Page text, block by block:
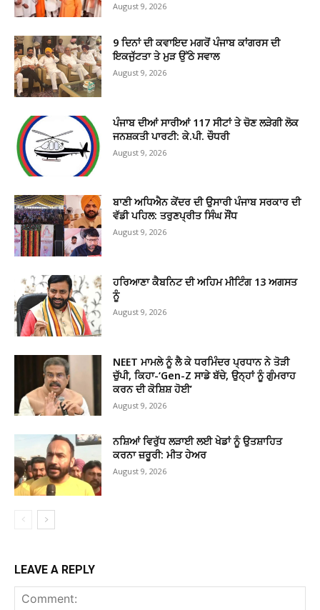
August 9, 2026
9 ਦਿਨਾਂ ਦੀ ਕਵਾਇਦ ਮਗਰੋਂ ਪੰਜਾਬ ਕਾਂਗਰਸ ਦੀ
ਇਕਜੁੱਟਤਾ ਤੇ ਮੁੜ ਉੱਠੇ ਸਵਾਲ
August 9, 2026
ਪੰਜਾਬ ਦੀਆਂ ਸਾਰੀਆਂ 117 ਸੀਟਾਂ ਤੇ ਚੋਣ ਲੜੇਗੀ ਲੋਕ
ਜਨਸ਼ਕਤੀ ਪਾਰਟੀ: ਕੇ.ਪੀ. ਚੌਧਰੀ
August 9, 2026
ਬਾਣੀ ਅਧਿਐਨ ਕੇਂਦਰ ਦੀ ਉਸਾਰੀ ਪੰਜਾਬ ਸਰਕਾਰ ਦੀ
ਵੱਡੀ ਪਹਿਲ: ਤਰੁਣਪ੍ਰੀਤ ਸਿੰਘ ਸੌਂਧ
August 9, 2026
ਹਰਿਆਣਾ ਕੈਬਨਿਟ ਦੀ ਅਹਿਮ ਮੀਟਿੰਗ 13 ਅਗਸਤ
ਨੂੰ
August 9, 2026
NEET ਮਾਮਲੇ ਨੂੰ ਲੈ ਕੇ ਧਰਮਿੰਦਰ ਪ੍ਰਧਾਨ ਨੇ ਤੋੜੀ
ਚੁੱਪੀ, ਕਿਹਾ-‘Gen-Z ਸਾਡੇ ਬੱਚੇ, ਉਨ੍ਹਾਂ ਨੂੰ ਗੁੰਮਰਾਹ
ਕਰਨ ਦੀ ਕੋਸ਼ਿਸ਼ ਹੋਈ’
August 9, 2026
ਨਸ਼ਿਆਂ ਵਿਰੁੱਧ ਲੜਾਈ ਲਈ ਖੇਡਾਂ ਨੂੰ ਉਤਸ਼ਾਹਿਤ
ਕਰਨਾ ਜ਼ਰੂਰੀ: ਮੀਤ ਹੇਅਰ
August 9, 2026
LEAVE A REPLY